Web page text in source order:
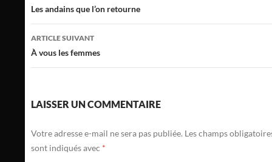
des
articles
Les andains que l’on retourne
ARTICLE SUIVANT
À vous les femmes
LAISSER UN COMMENTAIRE
Votre adresse e-mail ne sera pas publiée. Les champs
sont indiqués avec *